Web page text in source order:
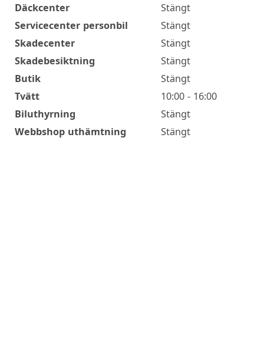
Däckcenter
Stängt
Servicecenter personbil
Stängt
Skadecenter
Stängt
Skadebesiktning
Stängt
Butik
Stängt
Tvätt
10:00 - 16:00
Biluthyrning
Stängt
Webbshop uthämtning
Stängt